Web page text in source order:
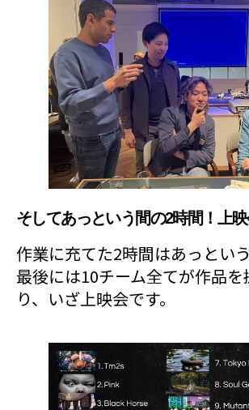
そしてあっという間の2時間！上
作業に充てた2時間はあっとい
最後には10チーム全てが作品
り、いざ上映会です。